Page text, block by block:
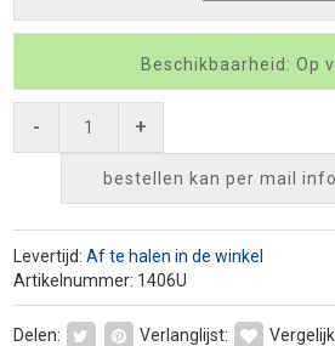
Beschikbaarheid: Op
- +
bestellen kan per mail
Levertijd: Af te halen in de winkel
Artikelnummer: 1406U
Delen: Verlanglijst: